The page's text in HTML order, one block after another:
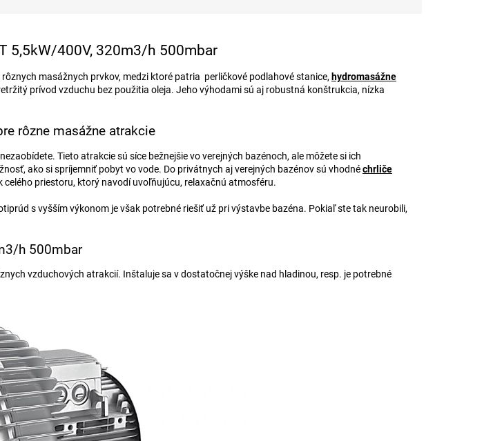
M
5,5kW/400V, 320m3/h 500mbar
masážnych prvkov, medzi ktoré patria perličkové podlahové stanice, hydromasážne
prívod vzduchu bez použitia oleja. Jeho výhodami sú aj robustná konštrukcia, nízka
rôzne masážne atrakcie
Tieto atrakcie sú síce bežnejšie vo verejných bazénoch, ale môžete si ich
ako si spríjemniť pobyt vo vode. Do privátnych aj verejných bazénov sú vhodnéchrliče
celého priestoru, ktorý navodí uvoľňujúcu, relaxačnú atmosféru.
s vyšším výkonom je však potrebné riešiť už pri výstavbe bazéna. Pokiaľ ste tak neurobili,
h 500mbar
vzduchových atrakcií. Inštaluje sa v dostatočnej výške nad hladinou, resp. je potrebné